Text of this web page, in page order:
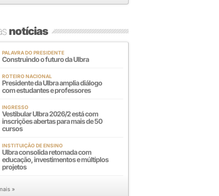
notícias
PALAVRA DO PRESIDENTE
Construindo o futuro da Ulbra
ROTEIRO NACIONAL
Presidente da Ulbra amplia diálogo
com estudantes e professores
INGRESSO
Vestibular Ulbra 2026/2 está com
inscrições abertas para mais de 50
cursos
INSTITUIÇÃO DE ENSINO
Ulbra consolida retomada com
educação, investimentos e múltiplos
projetos
»